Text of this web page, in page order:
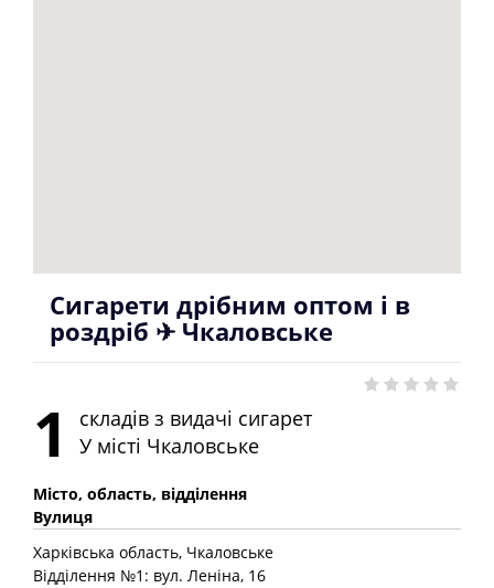
Сигарети дрібним оптом і в
роздріб ✈ Чкаловське
1
складів з видачі сигарет
У місті Чкаловське
Місто, область, відділення
Вулиця
Харківська область, Чкаловське
Відділення №1: вул. Леніна, 16